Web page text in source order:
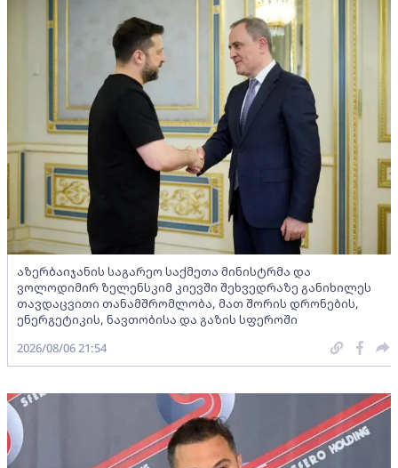
აზერბაიჯანის საგარეო საქმეთა მინისტრმა და
ვოლოდიმირ ზელენსკიმ კიევში შეხვედრაზე განიხილეს
თავდაცვითი თანამშრომლობა, მათ შორის დრონების,
ენერგეტიკის, ნავთობისა და გაზის სფეროში
2026/08/06 21:54